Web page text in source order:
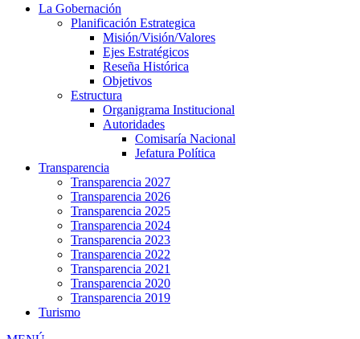
La Gobernación
Planificación Estrategica
Misión/Visión/Valores
Ejes Estratégicos
Reseña Histórica
Objetivos
Estructura
Organigrama Institucional
Autoridades
Comisaría Nacional
Jefatura Política
Transparencia
Transparencia 2027
Transparencia 2026
Transparencia 2025
Transparencia 2024
Transparencia 2023
Transparencia 2022
Transparencia 2021
Transparencia 2020
Transparencia 2019
Turismo